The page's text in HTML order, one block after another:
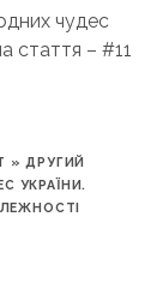
чудес
стаття – #11
» ДРУГИЙ
УКРАЇНИ.